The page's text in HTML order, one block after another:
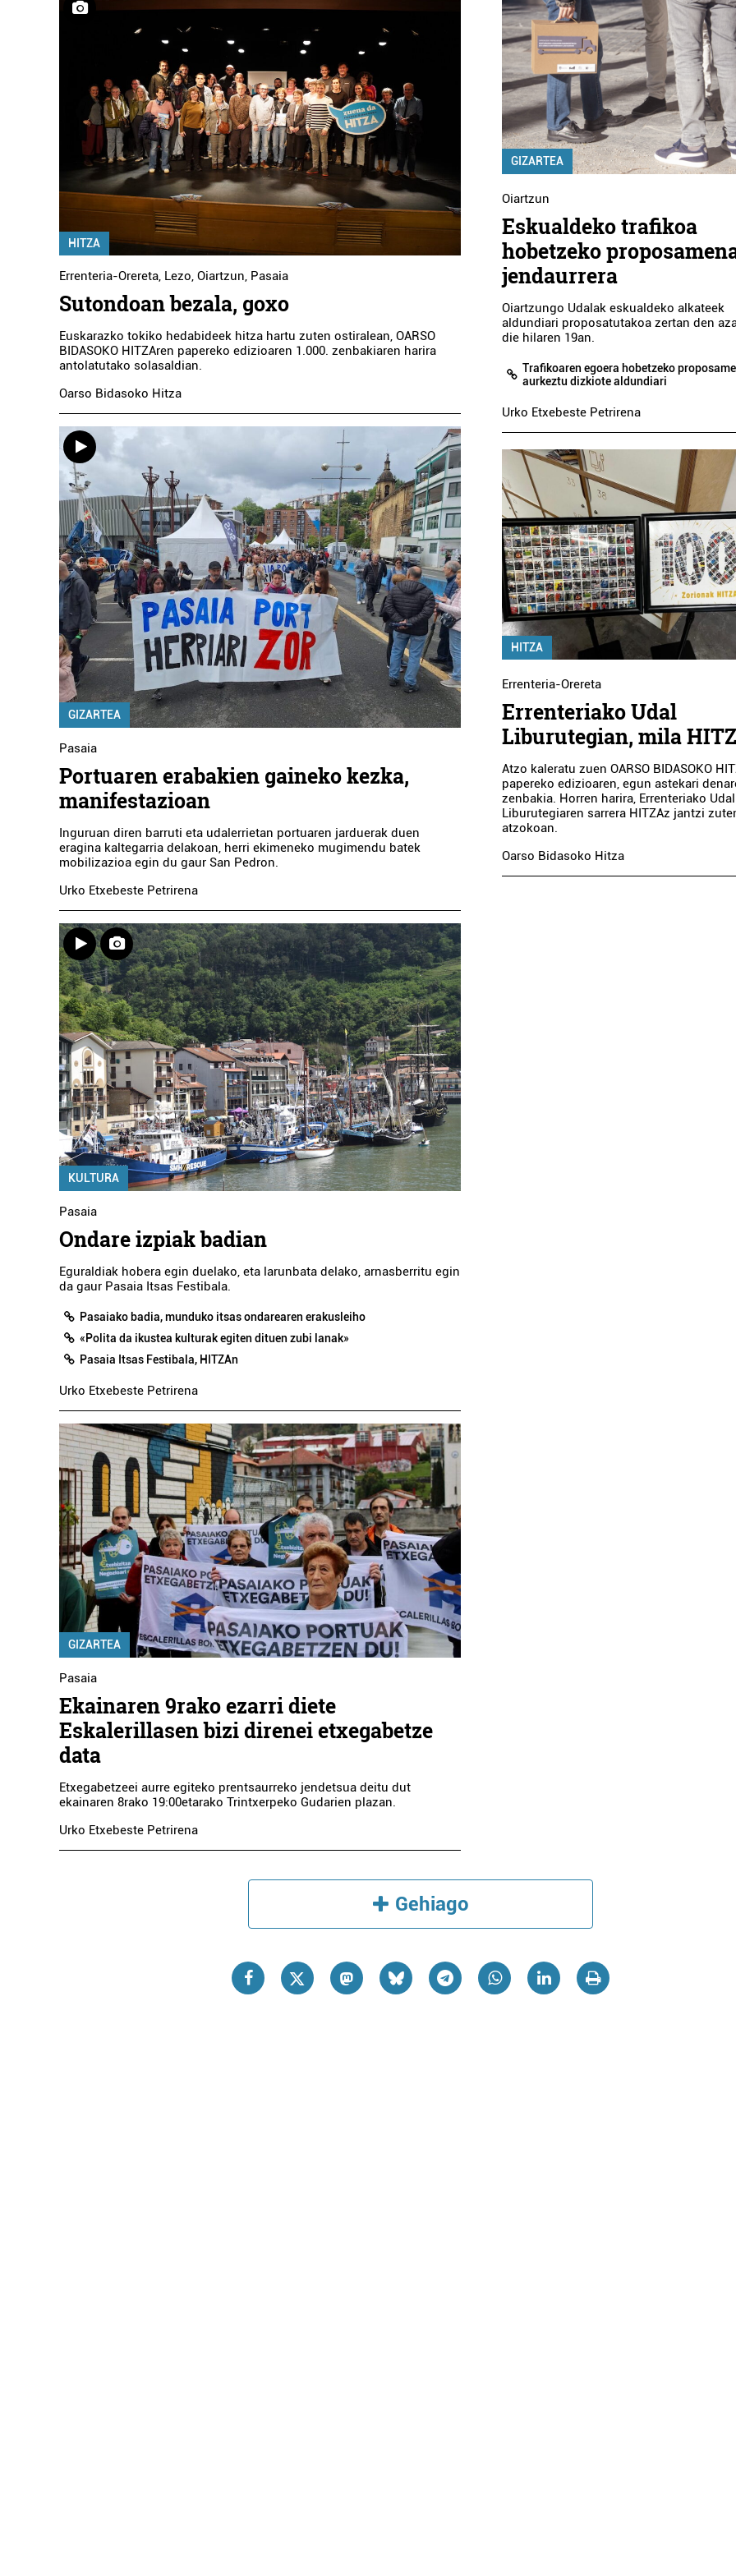
HITZA
Errenteria-Orereta, Lezo, Oiartzun, Pasaia
Sutondoan bezala, goxo
Euskarazko tokiko hedabideek hitza hartu zuten ostiralean, OARSO
BIDASOKO HITZAren papereko edizioaren 1.000. zenbakiaren harira
antolatutako solasaldian.
Oarso Bidasoko Hitza
GIZARTEA
Pasaia
Portuaren erabakien gaineko kezka,
manifestazioan
Inguruan diren barruti eta udalerrietan portuaren jarduerak duen
eragina kaltegarria delakoan, herri ekimeneko mugimendu batek
mobilizazioa egin du gaur San Pedron.
Urko Etxebeste Petrirena
KULTURA
Pasaia
Ondare izpiak badian
Eguraldiak hobera egin duelako, eta larunbata delako, arnasberritu egin
da gaur Pasaia Itsas Festibala.
Pasaiako badia, munduko itsas ondarearen erakusleiho
«Polita da ikustea kulturak egiten dituen zubi lanak»
Pasaia Itsas Festibala, HITZAn
Urko Etxebeste Petrirena
GIZARTEA
Pasaia
Ekainaren 9rako ezarri diete
Eskalerillasen bizi direnei etxegabetze
data
Etxegabetzeei aurre egiteko prentsaurreko jendetsua deitu dut
ekainaren 8rako 19:00etarako Trintxerpeko Gudarien plazan.
Urko Etxebeste Petrirena
GIZARTEA
Oiartzun
Eskualdeko trafikoa
hobetzeko
jendaurrera
Oiartzungo Udalak eskualdeko alkateek
aldundiari proposatutakoa zertan den
die hilaren 19an.
Trafikoaren egoera hobetzeko
aurkeztu dizkiote aldundiari
Urko Etxebeste Petrirena
HITZA
Errenteria-Orereta
Errenteriako Udal
Liburutegian, mila
Atzo kaleratu zuen OARSO BIDASOKO
papereko edizioaren, egun astekari
zenbakia. Horren harira, Errenteriako Udal
Liburutegiaren sarrera HITZAz jantzi
atzokoan.
Oarso Bidasoko Hitza
Gehiago
Osasungintza
AINHOA RIO ALONSO
HORTZ KLINIKA
Pasaia
Iturgintza
GARMENDIA ITURTXOKO
Oiartzun